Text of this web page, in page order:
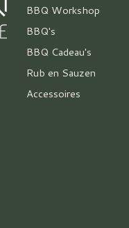
BBQ Workshop
BBQ's
BBQ Cadeau's
Rub en Sauzen
Accessoires